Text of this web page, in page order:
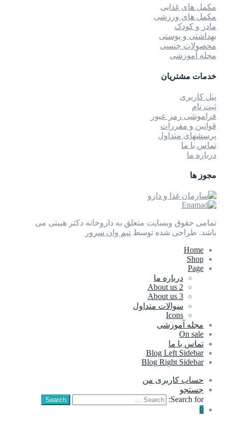
مکمل های غذایی
مکمل های ورزشی
مادر و کودک
بهداشتی و پوستی
محصولات جنسی
مجله آموزشی
خدمات مشتریان
پنل کاربری
ثبت نام
فراموشی رمز عبور
قوانین و مقررات
پرسشهای متداول
تماس با ما
درباره ما
مجوز ها
تمامی حقوق وبسایت متعلق به داروخانه دکتر هیبتی می
باشد. طراحی شده توسط تیم وان سرور
Home
Shop
Page
درباره ما
About us 2
About us 3
سوالات متداول
Icons
مجله آموزشی
On sale
تماس با ما
Blog Left Sidebar
Blog Right Sidebar
حساب کاربری من
جستجو
Search for:
Search
0